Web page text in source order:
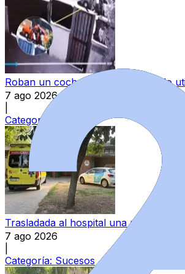
Roban un coche en Salamanca y lo
7 ago 2026
Categoría:
Trasladada al hospital una mujer tras
7 ago 2026
Categoría: Sucesos